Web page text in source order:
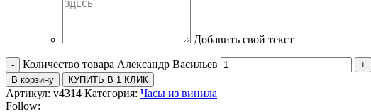
Добавить свой текст
Количество товара Александр Васильев
В корзину КУПИТЬ В 1 КЛИК
Артикул: v4314 Категория: Часы из винила
Follow: